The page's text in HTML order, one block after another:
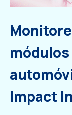
Impact